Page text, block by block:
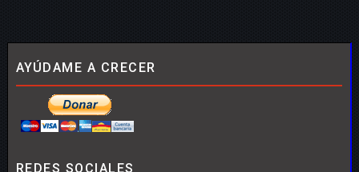
AYÚDAME A CRECER
REDES SOCIALES